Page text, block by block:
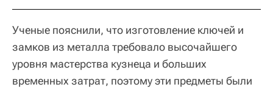
Ученые пояснили, что изготовление ключей и
замков из металла требовало высочайшего
уровня мастерства кузнеца и больших
временных затрат, поэтому эти предметы были